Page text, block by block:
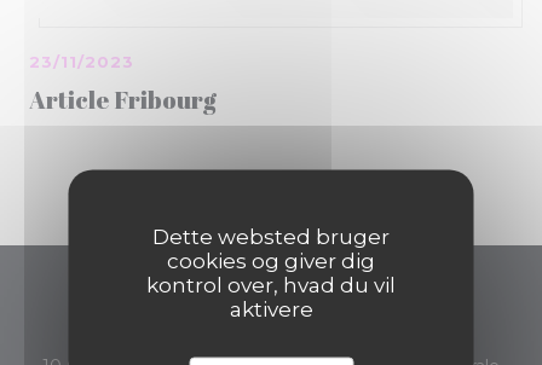
Dette websted bruger
cookies og giver dig
kontrol over, hvad du vil
aktivere
Article Fribourg
23/11/2023
Mademoiselle 10